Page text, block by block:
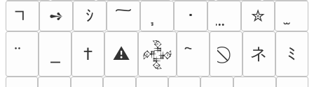
➺
ｼ ･
✮
†
⚠ 𒅒 ネ ﾐ